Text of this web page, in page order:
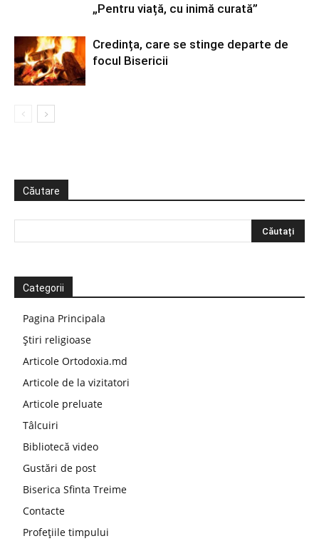
„Pentru viață, cu inimă curată”
Credința, care se stinge departe de
focul Bisericii
Căutare
Categorii
Pagina Principala
Știri religioase
Articole Ortodoxia.md
Articole de la vizitatori
Articole preluate
Tâlcuiri
Bibliotecă video
Gustări de post
Biserica Sfinta Treime
Contacte
Profețiile timpului